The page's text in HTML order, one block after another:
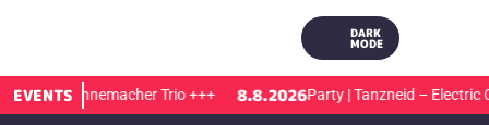
DARK
MODE
EVENTS
| jannemacher Trio+++ 8.8.2026Party | Tanzneid – Electric